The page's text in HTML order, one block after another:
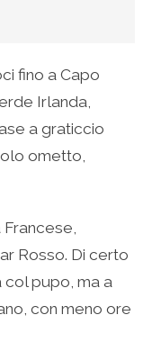
fino a Capo
Irlanda,
a graticcio
ometto,
Rosso. Di certo
pupo, ma a
con meno ore